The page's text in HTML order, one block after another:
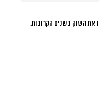
את השוק בשנים הקרובות.